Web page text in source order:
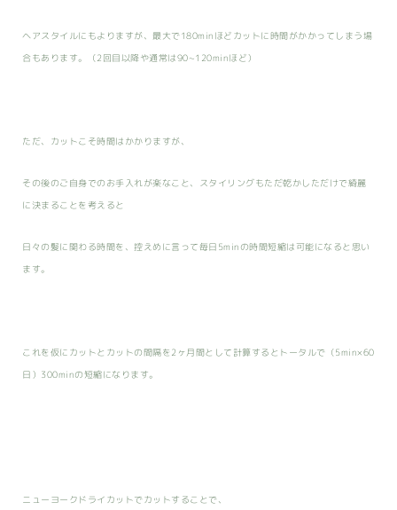
ヘアスタイルにもよりますが、最大で180minほどカットに時間がかかってしまう場
合もあります。（2回目以降や通常は90~120minほど）
ただ、カットこそ時間はかかりますが、
その後のご自身でのお手入れが楽なこと、スタイリングもただ乾かしただけで綺麗
に決まることを考えると
日々の髪に関わる時間を、控えめに言って毎日5minの時間短縮は可能になると思い
ます。
これを仮にカットとカットの間隔を2ヶ月間として計算するとトータルで（5min×60
日）300minの短縮になります。
ニューヨークドライカットでカットすることで、